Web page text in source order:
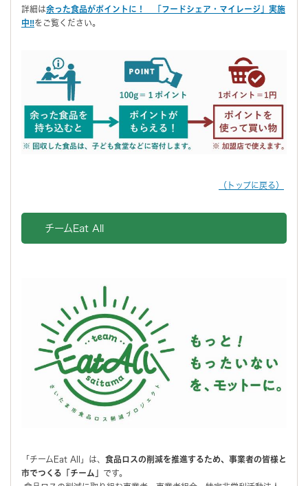
詳細は余った食品がポイントに！ 「フードシェア・マイレージ」実施
中‼をご覧ください。
（トップに戻る）
チームEat All
「チームEat All」は、 食品ロスの削減を推進するため、事業者の皆様と
市でつくる「チーム」 です。